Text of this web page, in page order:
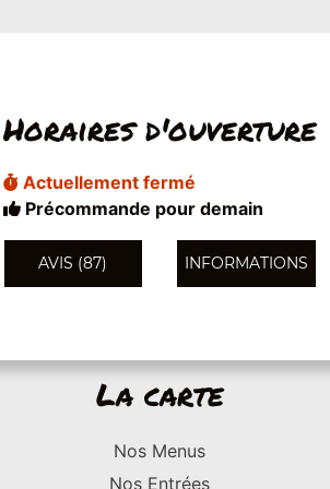
Horaires d'ouverture
Actuellement fermé
Précommande pour demain
AVIS (87) INFORMATIONS
La carte
Nos Menus
Nos Entrées